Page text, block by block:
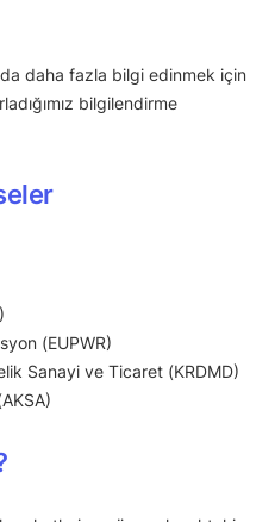
daha fazla bilgi edinmek için
bilgilendirme
(EUPWR)
Sanayi ve Ticaret (KRDMD)